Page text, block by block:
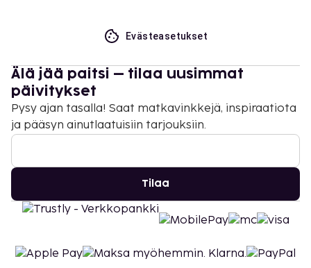
Evästeasetukset
Älä jää paitsi – tilaa uusimmat
päivitykset
Pysy ajan tasalla! Saat matkavinkkejä, inspiraatiota
ja pääsyn ainutlaatuisiin tarjouksiin.
Tilaa